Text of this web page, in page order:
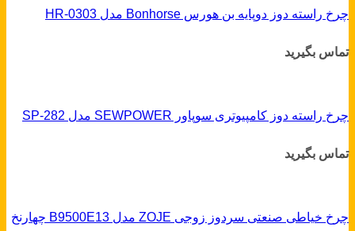
چرخ راسته دوز دوپایه بن هورس Bonhorse مدل HR-0303
تماس بگیرید
چرخ راسته دوز کامپیوتری سوپاور SEWPOWER مدل SP-282
تماس بگیرید
چرخ خیاطی صنعتی سردوز زوجی ZOJE مدل B9500E13 چهارنخ